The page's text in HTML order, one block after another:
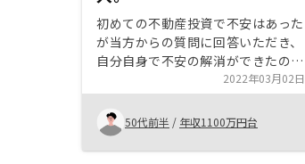
初めての不動産投資で不安はあった
が当方からの質問に回答いただき、
自分自身で不安の解消ができたの
で、投資としてリスクを許容できる
と判断できました。投資スキームと
しては有効と考えていますので実行
できる方であれば資産形成の選択肢
の一つと思います。
2022年03月02日
50代前半 / 年収1100万円台